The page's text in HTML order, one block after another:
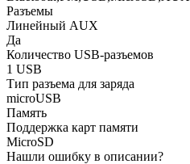
Разъемы
Линейный AUX
Да
Количество USB-разъемов
1 USB
Тип разъема для заряда
microUSB
Память
Поддержка карт памяти
MicroSD
Нашли ошибку в описании?